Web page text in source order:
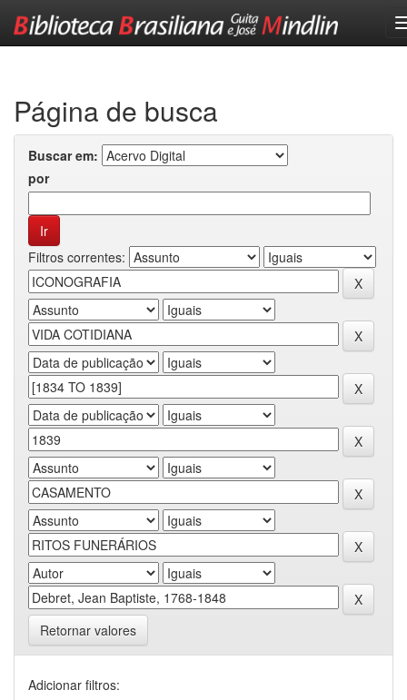
Página de busca
Buscar em:
por
Filtros correntes:
Retornar valores
Adicionar filtros: